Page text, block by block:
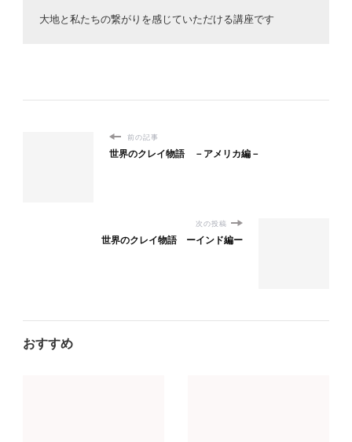
大地と私たちの繋がりを感じていただける講座です
前の記事
世界のクレイ物語 －アメリカ編－
次の投稿
世界のクレイ物語 ーインド編ー
おすすめ